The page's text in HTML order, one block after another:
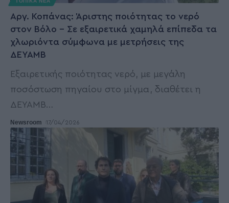
Αργ. Κοπάνας: Άριστης ποιότητας το νερό
στον Βόλο – Σε εξαιρετικά χαμηλά επίπεδα τα
χλωριόντα σύμφωνα με μετρήσεις της
ΔΕΥΑΜΒ
Εξαιρετικής ποιότητας νερό, με μεγάλη
ποσόστωση πηγαίου στο μίγμα, διαθέτει η
ΔΕΥΑΜΒ
Newsroom 17/04/2026